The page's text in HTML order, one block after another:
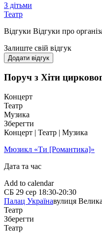
З дітьми
Театр
Відгуки Відгуки про
Залиште свій відгук
Додати відгук
Поруч з Хіти
Концерт
Театр
Музика
Зберегти
Концерт | Театр | Музика
Мюзикл «Ти [Романтика]»
Дата та час
Add to calendar
СБ 29 сер 18:30-20:30
Палац Українавулиця
Театр
Зберегти
Театр